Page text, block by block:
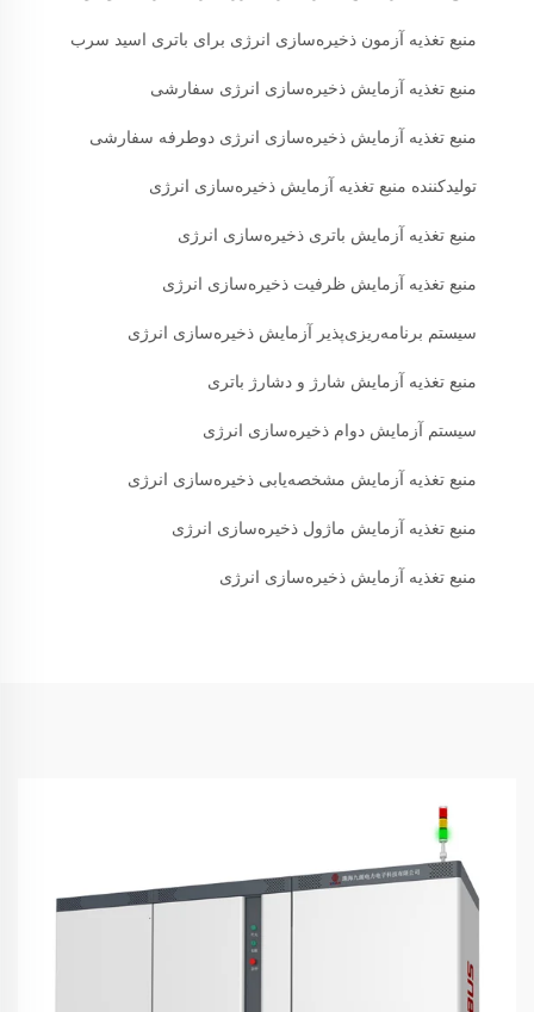
منبع تغذیه آزمون ذخیره‌سازی انرژی برای باتری اسید سرب
منبع تغذیه آزمایش ذخیره‌سازی انرژی سفارشی
منبع تغذیه آزمایش ذخیره‌سازی انرژی دوطرفه سفارشی
تولیدکننده منبع تغذیه آزمایش ذخیره‌سازی انرژی
منبع تغذیه آزمایش باتری ذخیره‌سازی انرژی
منبع تغذیه آزمایش ظرفیت ذخیره‌سازی انرژی
سیستم برنامه‌ریزی‌پذیر آزمایش ذخیره‌سازی انرژی
منبع تغذیه آزمایش شارژ و دشارژ باتری
سیستم آزمایش دوام ذخیره‌سازی انرژی
منبع تغذیه آزمایش مشخصه‌یابی ذخیره‌سازی انرژی
منبع تغذیه آزمایش ماژول ذخیره‌سازی انرژی
منبع تغذیه آزمایش ذخیره‌سازی انرژی